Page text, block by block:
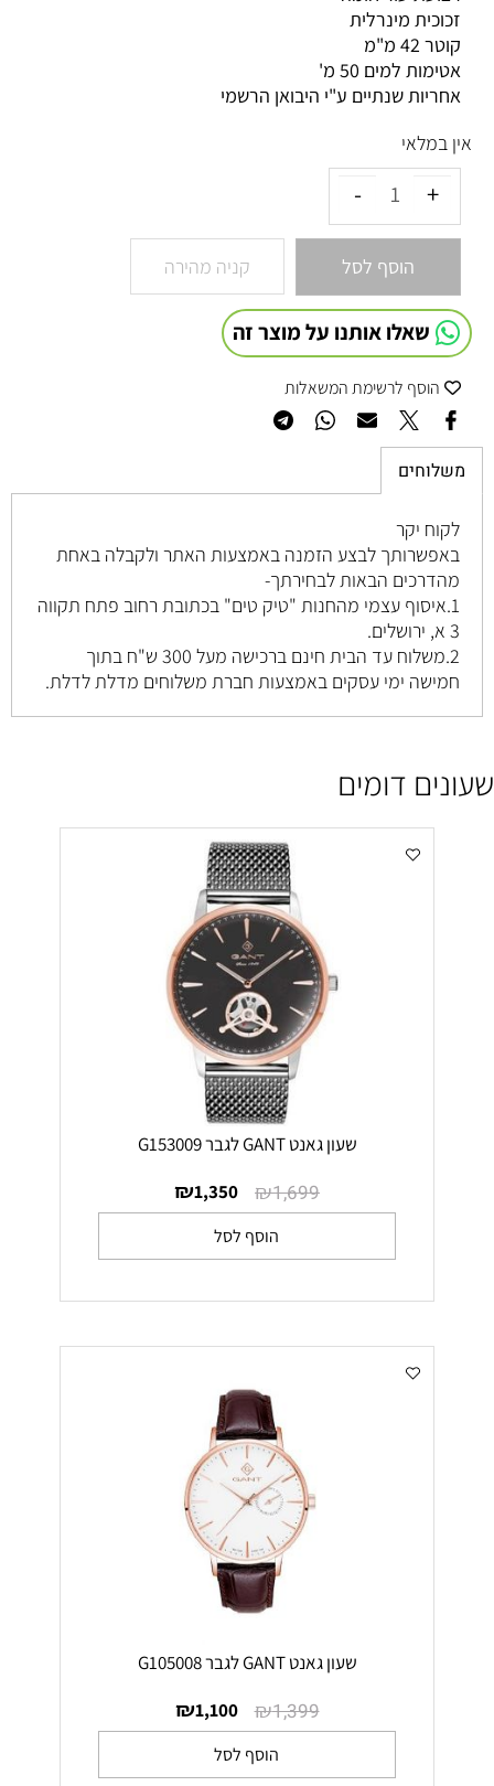
זכוכית מינרלית
קוטר 42 מ"מ
אטימות למים 50 מ'
אחריות שנתיים ע"י היבואן הרשמי
אין במלאי
הוסף לסל קניה מהירה
שאלו אותנו על מוצר זה
הוסף לרשימת המשאלות
משלוחים
לקוח יקר
באפשרותך לבצע הזמנה באמצעות האתר ולקבלה באחת
מהדרכים הבאות לבחירתך-
1.איסוף עצמי מהחנות "טיק טים" בכתובת רחוב
פתח תקווה
3 א, ירושלים
.
2.משלוח עד הבית חינם ברכישה מעל 300 ש"ח בתוך
חמישה ימי עסקים באמצעות חברת משלוחים מדלת לדלת.
שעונים דומים
שעון גאנט GANT לגבר G153009
₪1,699
₪1,350
הוסף לסל
שעון גאנט GANT לגבר G105008
₪1,399
₪1,100
הוסף לסל